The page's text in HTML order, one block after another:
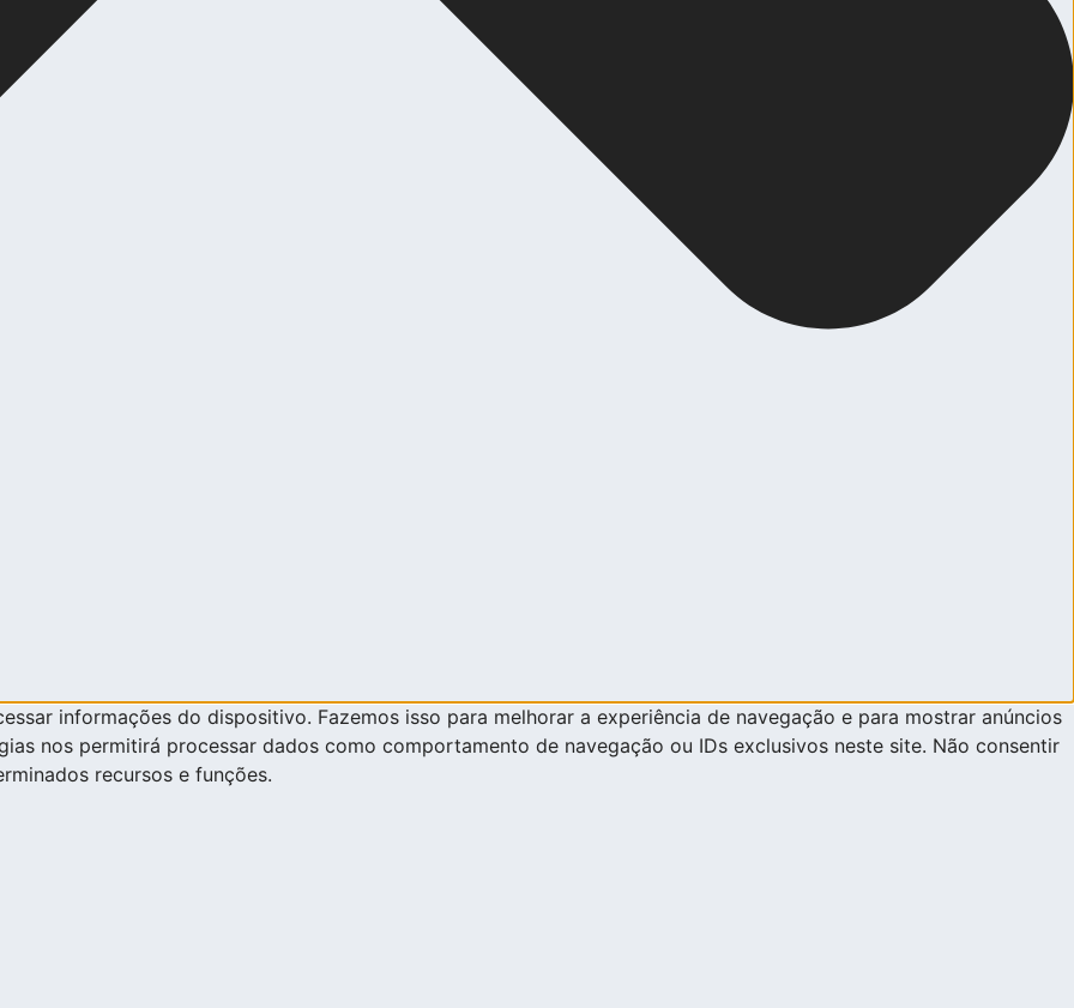
informações do dispositivo. Fazemos isso para melhorar a experiência de navegação e para mostrar anúncios
nos permitirá processar dados como comportamento de navegação ou IDs exclusivos neste site. Não consentir
recursos e funções.